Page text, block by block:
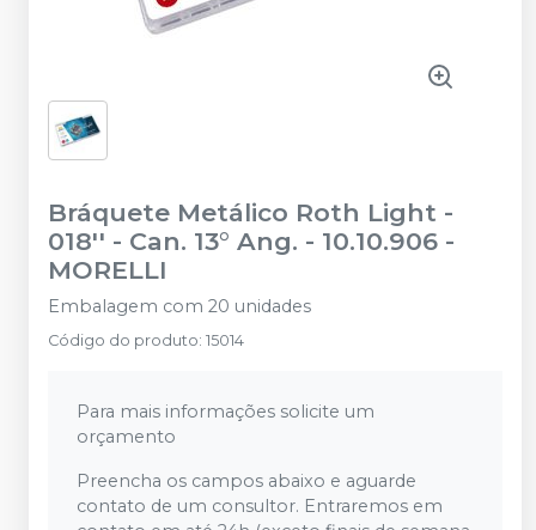
Bráquete Metálico Roth Light -
018'' - Can. 13° Ang. - 10.10.906 -
MORELLI
Embalagem com 20 unidades
Código do produto: 15014
Para mais informações solicite um
orçamento
Preencha os campos abaixo e aguarde
contato de um consultor. Entraremos em